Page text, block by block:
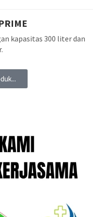
kapasitas 300 liter dan